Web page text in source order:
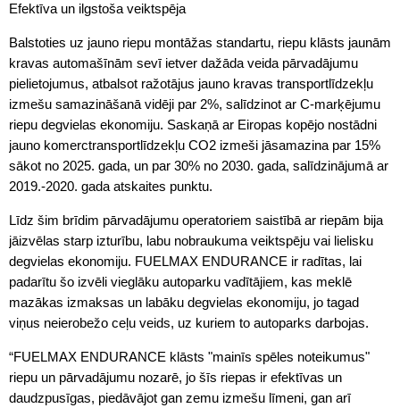
Efektīva un ilgstoša veiktspēja
Balstoties uz jauno riepu montāžas standartu, riepu klāsts jaunām
kravas automašīnām sevī ietver dažāda veida pārvadājumu
pielietojumus, atbalsot ražotājus jauno kravas transportlīdzekļu
izmešu samazināšanā vidēji par 2%, salīdzinot ar C-marķējumu
riepu degvielas ekonomiju. Saskaņā ar Eiropas kopējo nostādni
jauno komerctransportlīdzekļu CO2 izmeši jāsamazina par 15%
sākot no 2025. gada, un par 30% no 2030. gada, salīdzinājumā ar
2019.-2020. gada atskaites punktu.
Līdz šim brīdim pārvadājumu operatoriem saistībā ar riepām bija
jāizvēlas starp izturību, labu nobraukuma veiktspēju vai lielisku
degvielas ekonomiju. FUELMAX ENDURANCE ir radītas, lai
padarītu šo izvēli vieglāku autoparku vadītājiem, kas meklē
mazākas izmaksas un labāku degvielas ekonomiju, jo tagad
viņus neierobežo ceļu veids, uz kuriem to autoparks darbojas.
“FUELMAX ENDURANCE klāsts "mainīs spēles noteikumus"
riepu un pārvadājumu nozarē, jo šīs riepas ir efektīvas un
daudzpusīgas, piedāvājot gan zemu izmešu līmeni, gan arī